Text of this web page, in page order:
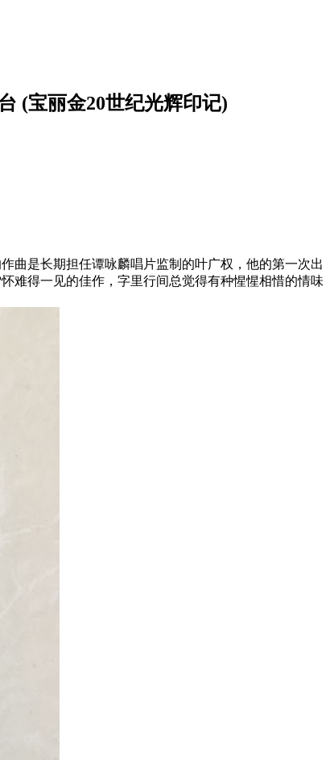
(宝丽金20世纪光辉印记)
曲是长期担任谭咏麟唱片监制的叶广权，他的第一次出
难得一见的佳作，字里行间总觉得有种惺惺相惜的情味